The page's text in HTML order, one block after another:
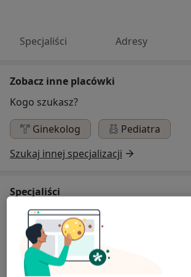
Specjaliści Adresy
Zobacz inne placówki
Kogo szukasz?
Ginekolog
Pediatra
Szukaj innej specjalizacji
Specjaliści
Ginekolog